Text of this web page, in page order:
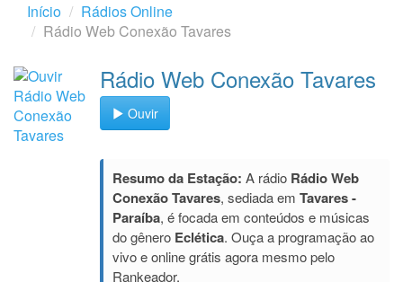
Início
Rádios Online
Rádio Web Conexão Tavares
Rádio Web Conexão Tavares
Ouvir
Resumo da Estação: A rádio Rádio Web
Conexão Tavares, sediada em Tavares -
Paraíba, é focada em conteúdos e músicas
do gênero Eclética. Ouça a programação ao
vivo e online grátis agora mesmo pelo
Rankeador.